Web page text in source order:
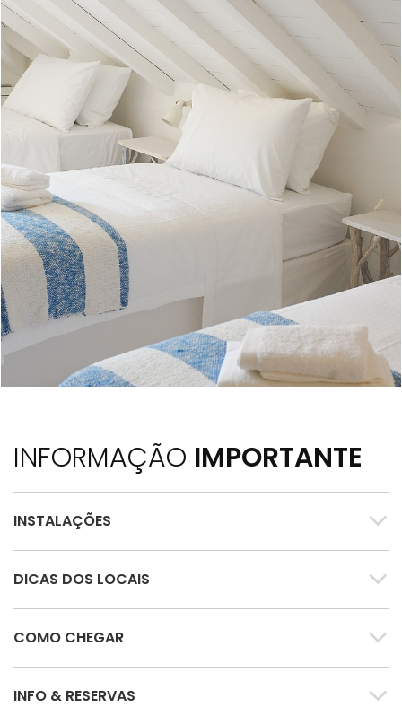
INFORMAÇÃO IMPORTANTE
INSTALAÇÕES
DICAS DOS LOCAIS
COMO CHEGAR
INFO & RESERVAS